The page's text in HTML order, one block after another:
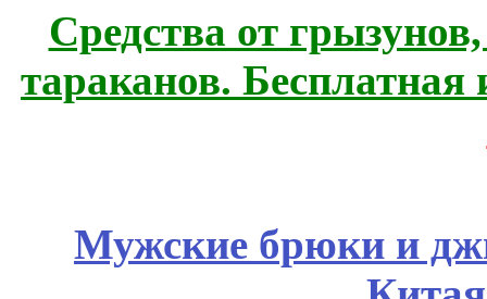
Средства от
тараканов.
Мужские брюки и